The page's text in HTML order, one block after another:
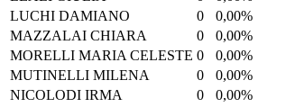
LUCHI DAMIANO
0
0,00%
MAZZALAI CHIARA
0
0,00%
MORELLI MARIA CELESTE 0
0,00%
MUTINELLI MILENA
0
0,00%
NICOLODI IRMA
0 0,00%